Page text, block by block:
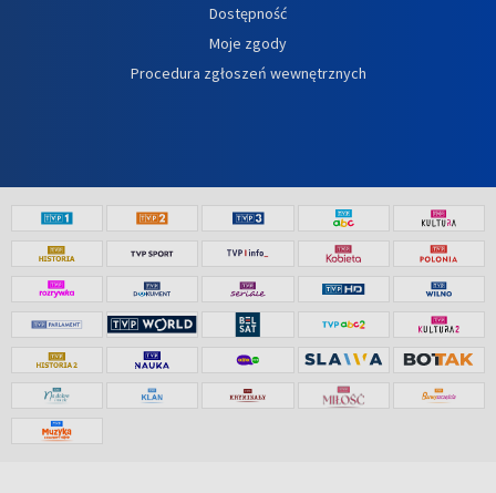
Dostępność
Moje zgody
Procedura zgłoszeń wewnętrznych